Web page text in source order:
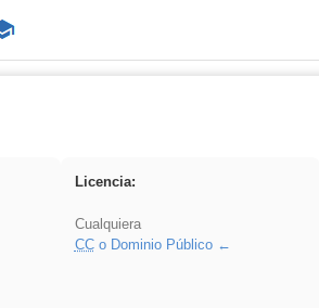
Licencia:
Cualquiera
CCo Dominio Público